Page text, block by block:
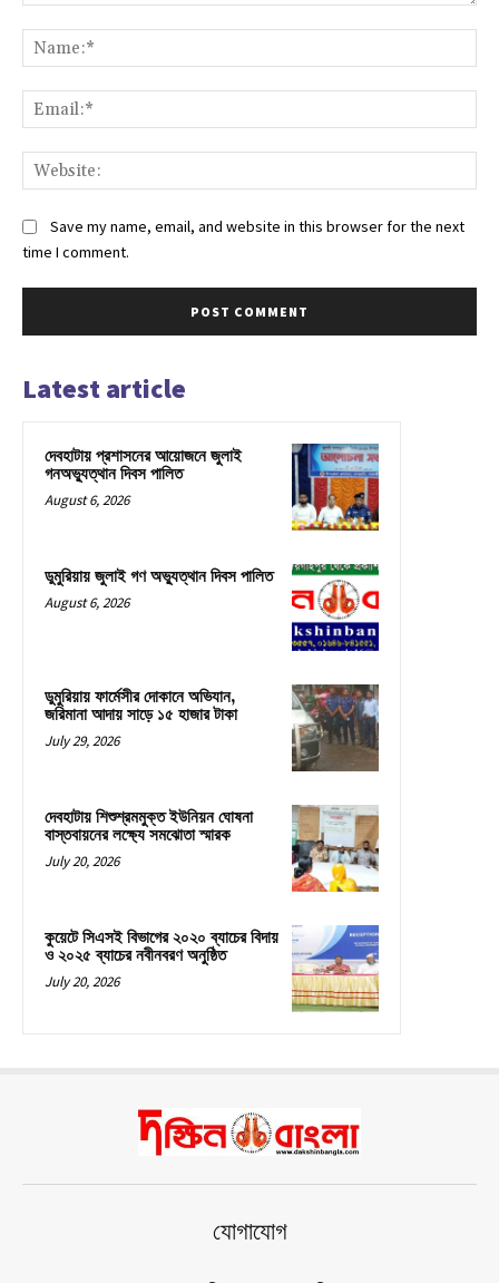
Save my name, email, and website in this browser for the next
time I comment.
Latest article
দেবহাটায় প্রশাসনের আয়োজনে জুলাই
গনঅভ্যুত্থান দিবস পালিত
August 6, 2026
ডুমুরিয়ায় জুলাই গণ অভ্যুত্থান দিবস পালিত
August 6, 2026
ডুমুরিয়ায় ফার্মেসীর দোকানে অভিযান,
জরিমানা আদায় সাড়ে ১৫ হাজার টাকা
July 29, 2026
দেবহাটায় শিশুশ্রমমুক্ত ইউনিয়ন ঘোষনা
বাস্তবায়নের লক্ষ্যে সমঝোতা স্মারক
July 20, 2026
কুয়েটে সিএসই বিভাগের ২০২০ ব্যাচের বিদায়
ও ২০২৫ ব্যাচের নবীনবরণ অনুষ্ঠিত
July 20, 2026
যোগাযোগ